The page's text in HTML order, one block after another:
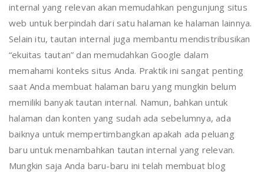
internal yang relevan akan memudahkan pengunjung situs
web untuk berpindah dari satu halaman ke halaman lainnya.
Selain itu, tautan internal juga membantu mendistribusikan
“ekuitas tautan” dan memudahkan Google dalam
memahami konteks situs Anda. Praktik ini sangat penting
saat Anda membuat halaman baru yang mungkin belum
memiliki banyak tautan internal. Namun, bahkan untuk
halaman dan konten yang sudah ada sebelumnya, ada
baiknya untuk mempertimbangkan apakah ada peluang
baru untuk menambahkan tautan internal yang relevan.
Mungkin saja Anda baru-baru ini telah membuat blog